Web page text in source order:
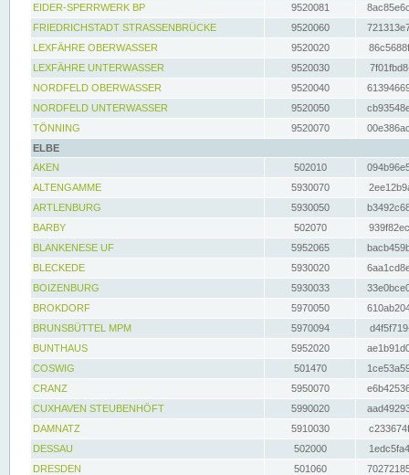
EIDER-SPERRWERK BP
9520081
FRIEDRICHSTADT STRASSENBRÜCKE
9520060
LEXFÄHRE OBERWASSER
9520020
LEXFÄHRE UNTERWASSER
9520030
NORDFELD OBERWASSER
9520040
NORDFELD UNTERWASSER
9520050
TÖNNING
9520070
ELBE
AKEN
502010
ALTENGAMME
5930070
ARTLENBURG
5930050
BARBY
502070
BLANKENESE UF
5952065
BLECKEDE
5930020
BOIZENBURG
5930033
BROKDORF
5970050
BRUNSBÜTTEL MPM
5970094
BUNTHAUS
5952020
COSWIG
501470
CRANZ
5950070
CUXHAVEN STEUBENHÖFT
5990020
DAMNATZ
5910030
DESSAU
502000
DRESDEN
501060